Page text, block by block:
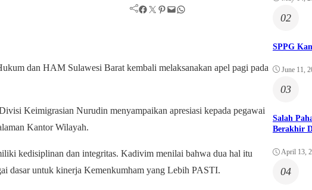
Facebook Twitter Pinterest Mail WhatsApp
dan HAM Sulawesi Barat kembali melaksanakan apel pagi pada
Keimigrasian Nurudin menyampaikan apresiasi kepada pegawai
Kantor Wilayah.
kedisiplinan dan integritas. Kadivim menilai bahwa dua hal itu
dasar untuk kinerja Kemenkumham yang Lebih PASTI.
02
SPPG
June 11,
03
Salah
Berakhir
April 13,
04